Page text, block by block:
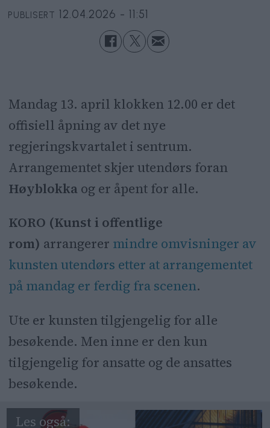
PUBLISERT 12.04.2026 - 11:51
Mandag 13. april klokken 12.00 er det
offisiell åpning av det nye
regjeringskvartalet i sentrum.
Arrangementet skjer utendørs foran
Høyblokka og er åpent for alle.
KORO (Kunst i offentlige
rom) arrangerer mindre omvisninger av
kunsten utendørs etter at arrangementet
på mandag er ferdig fra scenen.
Ute er kunsten tilgjengelig for alle
besøkende. Men inne er den kun
tilgjengelig for ansatte og de ansattes
besøkende.